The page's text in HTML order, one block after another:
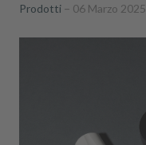
AZIENDE
Prodotti 06 Marzo 2025